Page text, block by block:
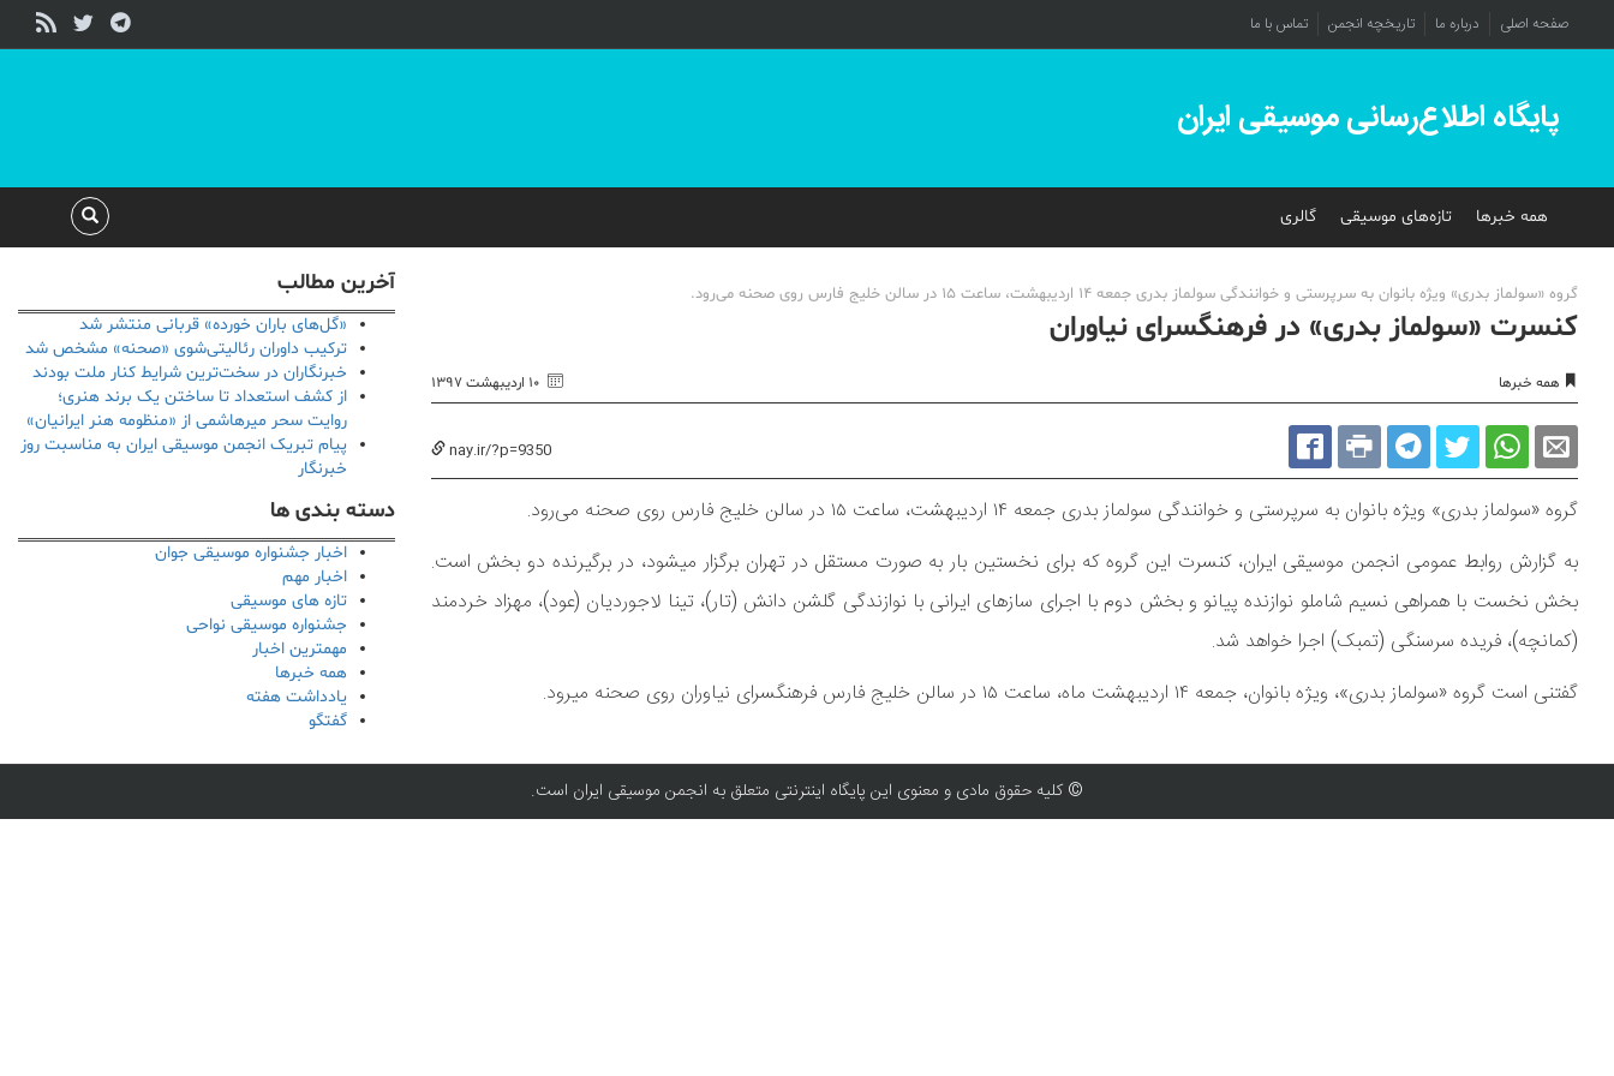
صفحه اصلی درباره ما تاریخچه انجمن تماس با ما
پایگاه اطلاع‌رسانی موسیقی ایران
همه خبرها تازه‌های موسیقی گالری
گروه «سولماز بدری» ویژه بانوان به سرپرستی و خوانندگی سولماز بدری جمعه 14 اردیبهشت، ساعت 15 در سالن خلیج فارس روی صحنه می‌رود.
کنسرت «سولماز بدری» در فرهنگسرای نیاوران
همه خبرها ۱۰ اردیبهشت ۱۳۹۷
nay.ir/?p=9350
گروه «سولماز بدری» ویژه بانوان به سرپرستی و خوانندگی سولماز بدری جمعه ۱۴ اردیبهشت، ساعت ۱۵ در سالن خلیج فارس روی صحنه می‌رود.
به گزارش روابط عمومی انجمن موسیقی ایران، کنسرت این گروه که برای نخستین بار به صورت مستقل در تهران برگزار می‎شود، در برگیرنده دو بخش است.
بخش نخست با همراهی نسیم شاملو نوازنده پیانو و بخش دوم با اجرای سازهای ایرانی با نوازندگی گلشن دانش (تار)، تینا لاجوردیان (عود)، مهزاد خردمند
(کمانچه)، فریده سرسنگى (تمبک) اجرا خواهد شد.
گفتنی است گروه «سولماز بدری»، ویژه بانوان، جمعه ١۴ اردیبهشت ماه، ساعت ١۵ در سالن خلیج فارس فرهنگسرای نیاوران روی صحنه می‎رود.
آخرین مطالب
«گل‌های باران خورده» قربانی منتشر شد
ترکیب داوران رئالیتی‌شوی «صحنه» مشخص شد
خبرنگاران در سخت‌ترین شرایط کنار ملت بودند
از کشف استعداد تا ساختن یک برند هنری؛
روایت سحر میرهاشمی از «منظومه هنر ایرانیان»
پیام تبریک انجمن موسیقی ایران به مناسبت روز
خبرنگار
دسته بندی ها
اخبار جشنواره موسیقی جوان
اخبار مهم
تازه های موسیقی
جشنواره موسیقی نواحی
مهمترین اخبار
همه خبرها
یادداشت هفته
گفتگو
© کلیه حقوق مادی و معنوی این پایگاه اینترنتی متعلق به انجمن موسیقی ایران است.